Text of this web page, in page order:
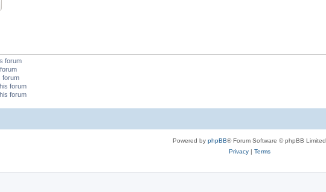
forum
forum
forum
forum
Powered by phpBB® Forum Software © phpBB Limited
Privacy| Terms